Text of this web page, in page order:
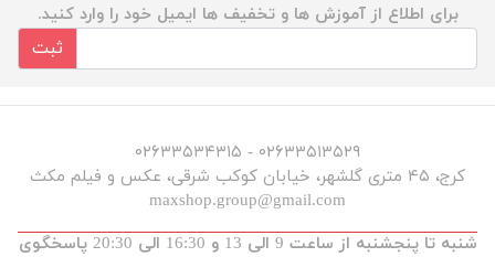
برای اطلاع از آموزش ها و تخفیف ها ایمیل خود را وارد کنید.
ثبت
۰۲۶۳۳۵۱۳۵۲۹ - ۰۲۶۳۳۵۳۴۳۱۵
کرج، ۴۵ متری گلشهر، خیابان کوکب شرقی، عکس و فیلم مکث
maxshop.group@gmail.com
شنبه تا پنجشنبه از ساعت 9 الی 13 و 16:30 الی 20:30 پاسخگوی